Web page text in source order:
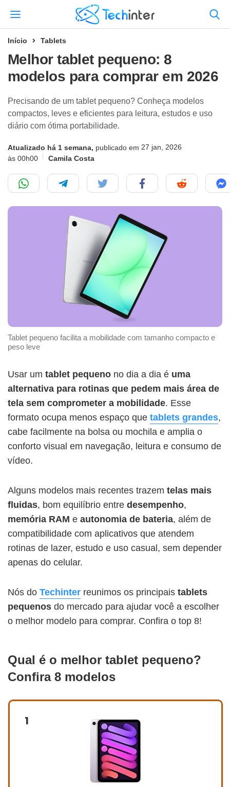
Início Tablets
Melhor tablet pequeno: 8
modelos para comprar em 2026
Precisando de um tablet pequeno? Conheça modelos
compactos, leves e eficientes para leitura, estudos e uso
diário com ótima portabilidade.
Atualizado há 1 semana, publicado em 27 jan, 2026
às 00h00
Camila Costa
Tablet pequeno facilita a mobilidade com tamanho compacto e
peso leve
Usar um tablet pequeno no dia a dia é uma
alternativa para rotinas que pedem mais área de
tela sem comprometer a mobilidade. Esse
formato ocupa menos espaço que tablets grandes,
cabe facilmente na bolsa ou mochila e amplia o
conforto visual em navegação, leitura e consumo de
vídeo.
Alguns modelos mais recentes trazem telas mais
fluidas, bom equilíbrio entre desempenho,
memória RAM e autonomia de bateria, além de
compatibilidade com aplicativos que atendem
rotinas de lazer, estudo e uso casual, sem depender
apenas do celular.
Nós do Techinter reunimos os principais tablets
pequenos do mercado para ajudar você a escolher
o melhor modelo para comprar. Confira o top 8!
Qual é o melhor tablet pequeno?
Confira 8 modelos
1